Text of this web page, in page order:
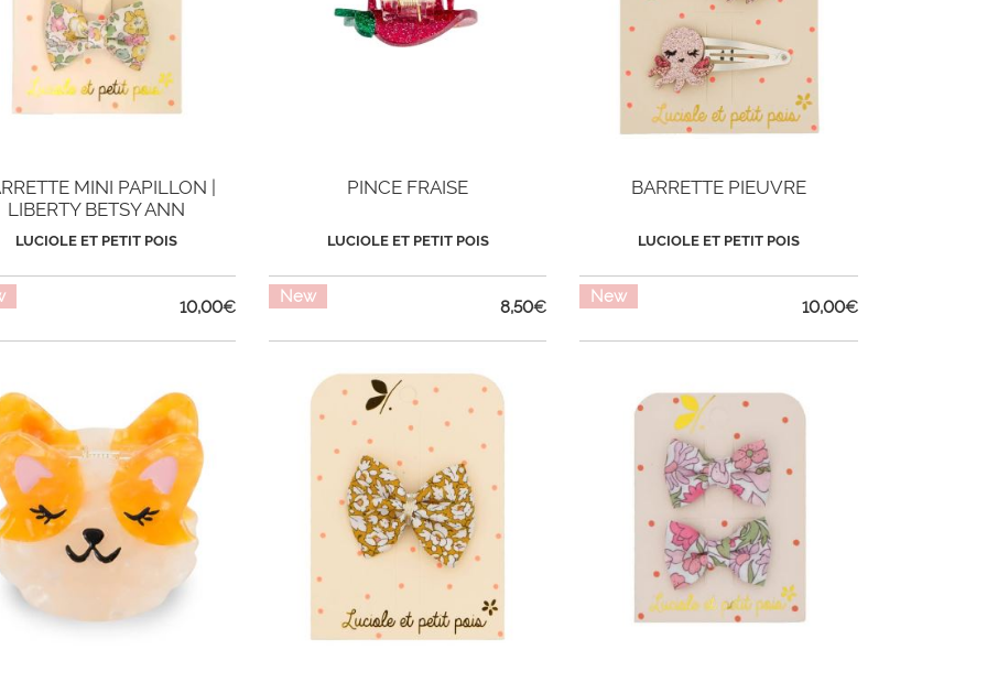
MINI PAPILLON |
LIBERTY BETSY ANN
LUCIOLE ET PETIT POIS
10,00€
PINCE FRAISE
LUCIOLE ET PETIT POIS
New
8,50€
BARRETTE PIEUVRE
LUCIOLE ET PETIT POIS
New
10,00€